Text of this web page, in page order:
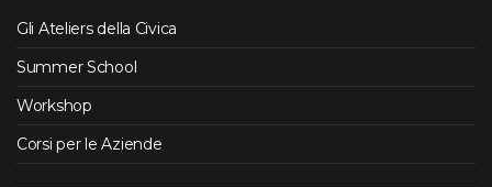
Gli Ateliers della Civica
Summer School
Workshop
Corsi per le Aziende